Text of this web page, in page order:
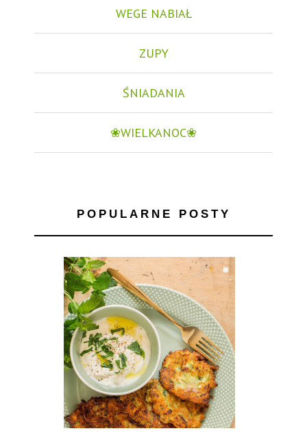
WEGE NABIAŁ
ZUPY
ŚNIADANIA
❀WIELKANOC❀
POPULARNE POSTY